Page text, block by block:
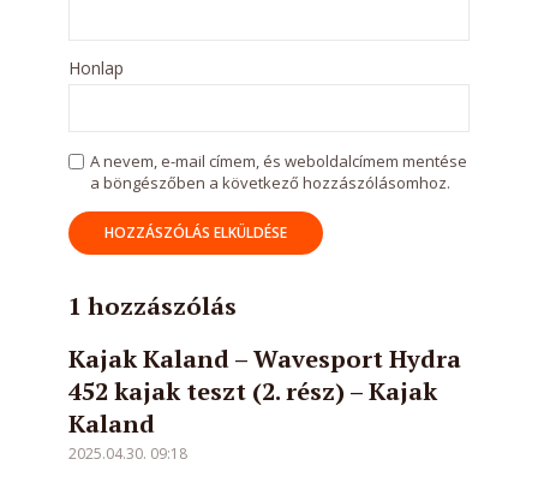
Honlap
A nevem, e-mail címem, és weboldalcímem mentése
a böngészőben a következő hozzászólásomhoz.
1 hozzászólás
Kajak Kaland – Wavesport Hydra
452 kajak teszt (2. rész) – Kajak
Kaland
2025.04.30. 09:18